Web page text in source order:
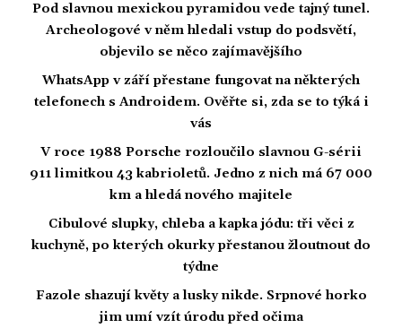
Pod slavnou mexickou pyramidou vede tajný tunel.
Archeologové v něm hledali vstup do podsvětí,
objevilo se něco zajímavějšího
WhatsApp v září přestane fungovat na některých
telefonech s Androidem. Ověřte si, zda se to týká i
vás
V roce 1988 Porsche rozloučilo slavnou G-sérii
911 limitkou 43 kabrioletů. Jedno z nich má 67 000
km a hledá nového majitele
Cibulové slupky, chleba a kapka jódu: tři věci z
kuchyně, po kterých okurky přestanou žloutnout do
týdne
Fazole shazují květy a lusky nikde. Srpnové horko
jim umí vzít úrodu před očima